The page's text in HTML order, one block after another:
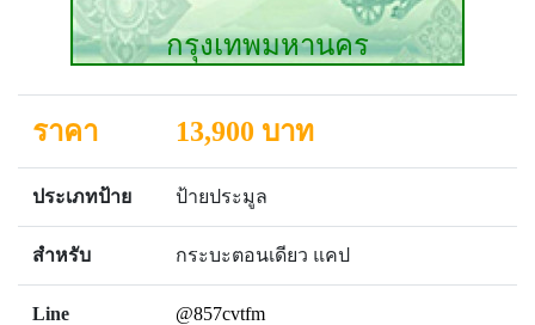
กรุงเทพมหานคร
ราคา 13,900 บาท
ประเภทป้าย ป้ายประมูล
สำหรับ กระบะตอนเดียว แคป
Line @857cvtfm